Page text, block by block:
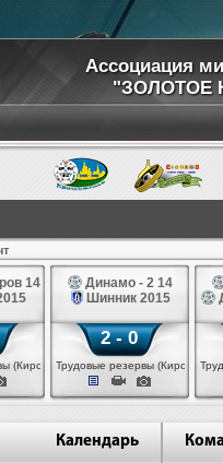
Ассоциация
"ЗОЛОТОЕ
14
(Киров)
Динамо - 2 14
Шинник 2015
2 - 0
Трудовые резервы (Киров)
Календарь